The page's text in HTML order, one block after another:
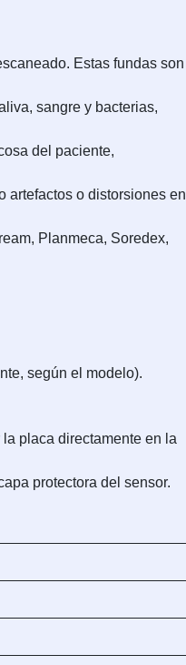
Estas fundas son
sangre y bacterias,
del paciente,
artefactos o distorsiones en
Planmeca, Soredex,
según el modelo).
placa directamente en la
protectora del sensor.